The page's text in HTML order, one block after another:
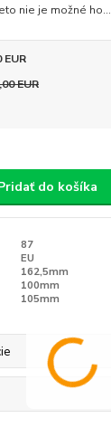
nie je možné ho...
EUR
EUR
do košíka
87
EU
162,5mm
100mm
105mm